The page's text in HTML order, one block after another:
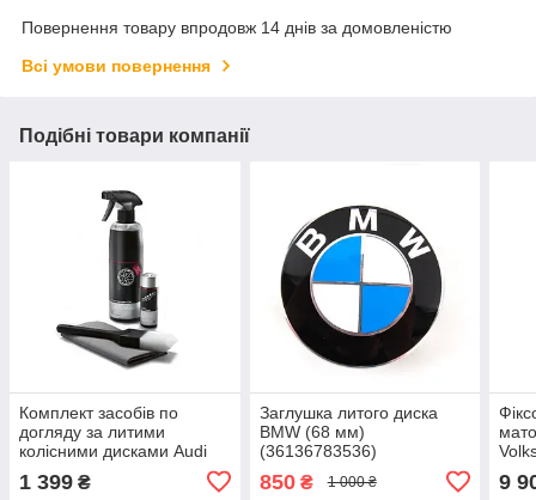
Повернення товару впродовж 14 днів за домовленістю
Всі умови повернення
Подібні товари компанії
Комплект засобів по
догляду за литими
колісними дисками Audi
Rim Cleaner Set артикул
00A096327020
1 399 ₴
Заглушка литого диска
BMW (68 мм)
(36136783536)
850₴ 1 000 ₴ 9